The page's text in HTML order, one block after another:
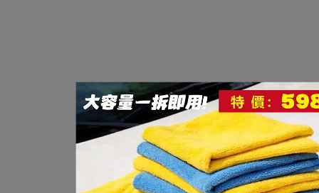
日本 TAIHIKOHZAI 可林優 多功能油膜
商品介紹：
．頑強的矽披膜，撥水劑可簡單去除，恢復新車對玻璃的